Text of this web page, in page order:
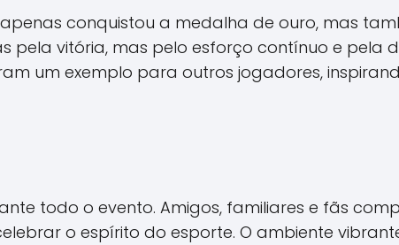
conquistou a medalha de ouro, mas
pela vitória, mas pelo esforço contínuo e
um exemplo para outros jogadores,
todo o evento. Amigos, familiares e fãs
o espírito do esporte. O ambiente